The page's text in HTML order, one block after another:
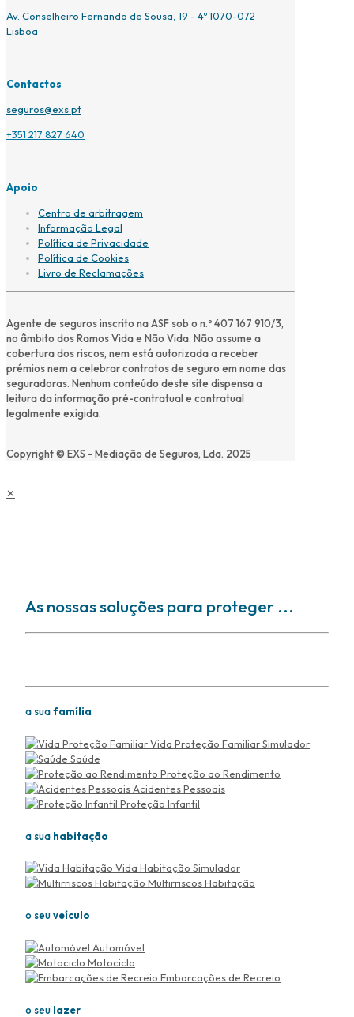
Av. Conselheiro Fernando de Sousa, 19 - 4º 1070-072
Lisboa
Contactos
seguros@exs.pt
+351 217 827 640
Apoio
Centro de arbitragem
Informação Legal
Política de Privacidade
Política de Cookies
Livro de Reclamações
Agente de seguros inscrito na ASF sob o n.º 407 167 910/3,
no âmbito dos Ramos Vida e Não Vida. Não assume a
cobertura dos riscos, nem está autorizada a receber
prémios nem a celebrar contratos de seguro em nome das
seguradoras. Nenhum conteúdo deste site dispensa a
leitura da informação pré-contratual e contratual
legalmente exigida.
Copyright © EXS - Mediação de Seguros, Lda. 2025
✕
As nossas soluções para proteger ...
a suafamília
Vida Proteção FamiliarSimulador
Saúde
Proteção ao Rendimento
Acidentes Pessoais
Proteção Infantil
a sua habitação
Vida Habitação Simulador
Multirriscos Habitação
o seuveículo
Automóvel
Motociclo
Embarcações de Recreio
o seu lazer